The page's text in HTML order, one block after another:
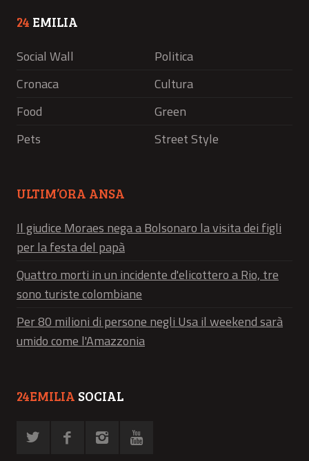
24 EMILIA
Social Wall
Politica
Cronaca
Cultura
Food
Green
Pets
Street Style
ULTIM’ORA ANSA
Il giudice Moraes nega a Bolsonaro la visita dei figli
per la festa del papà
Quattro morti in un incidente d'elicottero a Rio, tre
sono turiste colombiane
Per 80 milioni di persone negli Usa il weekend sarà
umido come l'Amazzonia
24EMILIA SOCIAL